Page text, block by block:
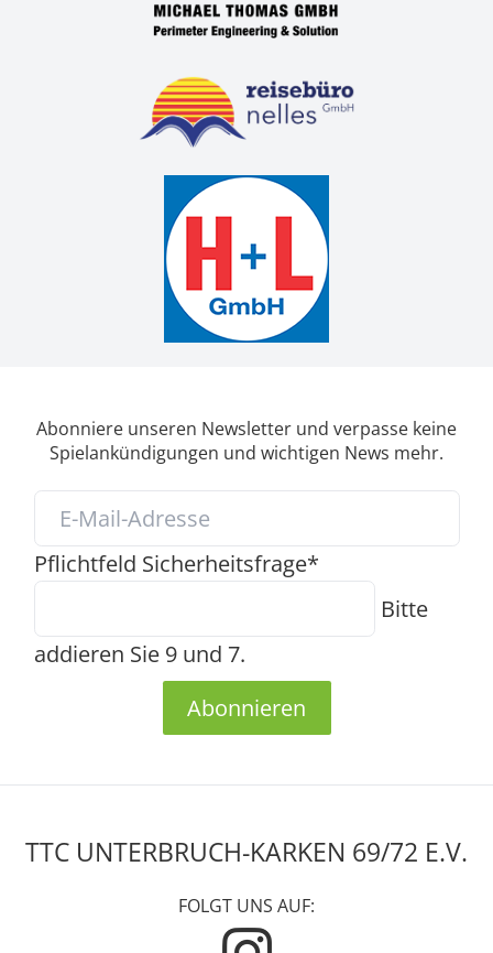
Abonniere unseren Newsletter und verpasse keine
Spielankündigungen und wichtigen News mehr.
Pflichtfeld Sicherheitsfrage*
Bitte
addieren Sie 9 und 7.
Abonnieren
TTC UNTERBRUCH-KARKEN 69/72 E.V.
FOLGT UNS AUF: